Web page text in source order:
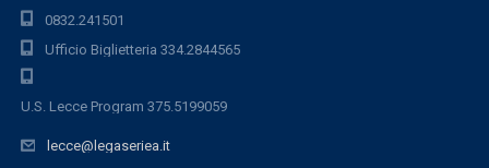
0832.241501
Ufficio Biglietteria 334.2844565
U.S. Lecce Program 375.5199059
lecce@legaseriea.it